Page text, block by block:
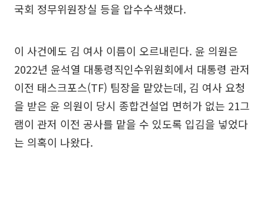
국회 정무위원장실 등을 압수수색했다.
이 사건에도 김 여사 이름이 오르내린다. 윤 의원은
2022년 윤석열 대통령직인수위원회에서 대통령 관저
이전 태스크포스(TF) 팀장을 맡았는데, 김 여사 요청
을 받은 윤 의원이 당시 종합건설업 면허가 없는 21그
램이 관저 이전 공사를 맡을 수 있도록 입김을 넣었다
는 의혹이 나왔다.